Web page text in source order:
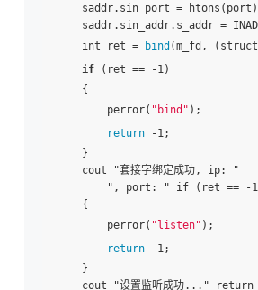
saddr.sin_port =
saddr.sin_addr.s_addr =
int ret =
bind (m_fd,
if (ret == -1)
{
perror( "bind" );
return -1;
}
cout "套接字绑定成功, ip: "
", port: " if (ret == -
{
perror( "listen" );
return -1;
}
cout "设置监听成功..." return